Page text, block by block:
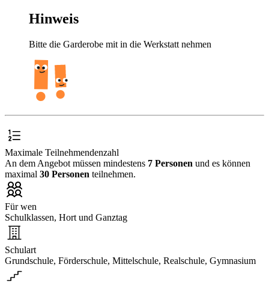
Hinweis
Bitte die Garderobe mit in die Werkstatt nehmen
Maximale Teilnehmendenzahl
An dem Angebot müssen mindestens 7 Personen und es können
maximal 30 Personen teilnehmen.
Für wen
Schulklassen, Hort und Ganztag
Schulart
Grundschule, Förderschule, Mittelschule, Realschule, Gymnasium